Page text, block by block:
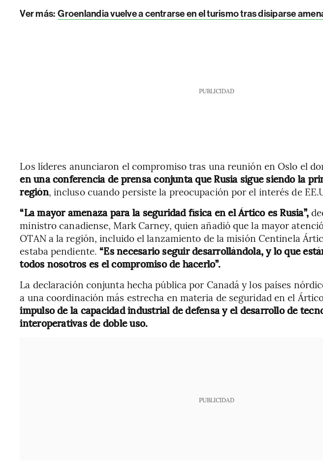
Ver más: Groenlandia vuelve a centrarse en el turismo tras disiparse
PUBLICIDAD
Los líderes anunciaron el compromiso tras una reunión en Oslo el
en una conferencia de prensa conjunta que Rusia sigue siendo la
región, incluso cuando persiste la preocupación por el interés de
“La mayor amenaza para la seguridad física en el Ártico es Rusia”,
ministro canadiense, Mark Carney, quien añadió que la mayor
OTAN a la región, incluido el lanzamiento de la misión Centinela
estaba pendiente.“Es necesario seguir desarrollándola, y lo que
todos nosotros es el compromiso de hacerlo”.
La declaración conjunta hecha pública por Canadá y los países
a una coordinación más estrecha en materia de seguridad en el
impulso de la capacidad industrial de defensa y el desarrollo de
interoperativas de doble uso.
PUBLICIDAD